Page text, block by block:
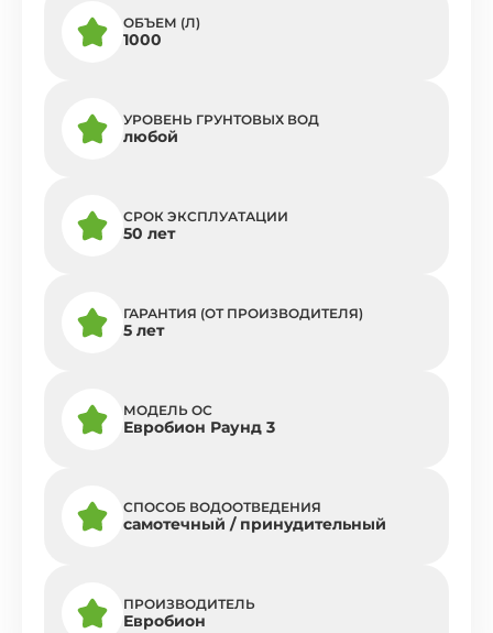
ОБЪЕМ (Л)
1000
УРОВЕНЬ ГРУНТОВЫХ ВОД
любой
СРОК ЭКСПЛУАТАЦИИ
50 лет
ГАРАНТИЯ (ОТ ПРОИЗВОДИТЕЛЯ)
5 лет
МОДЕЛЬ ОС
Евробион Раунд 3
СПОСОБ ВОДООТВЕДЕНИЯ
самотечный / принудительный
ПРОИЗВОДИТЕЛЬ
Евробион